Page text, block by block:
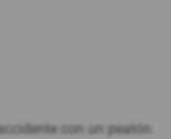
con un peatón.